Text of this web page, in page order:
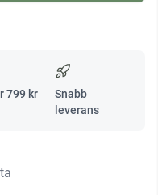
799 kr
Snabb
leverans